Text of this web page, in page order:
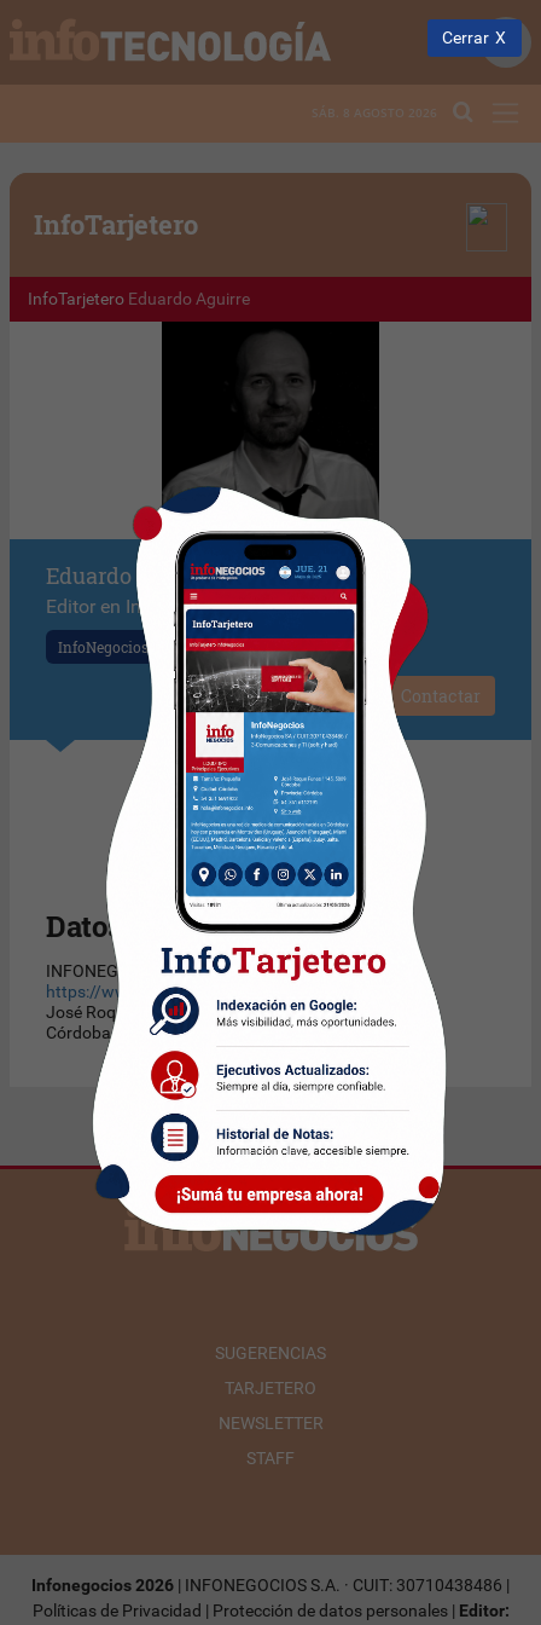
SÁB. 8 AGOSTO 2026
InfoTarjetero
InfoTarjetero Eduardo Aguirre
Eduardo Aguirre
Editor en InfoTecnología
InfoNegocios
Contactar
Datos de la empresa
INFONEGOCIOS S.A.
https://www.infonegocios.info
José Roque Funes 1145
Córdoba
SUGERENCIAS
TARJETERO
NEWSLETTER
STAFF
Infonegocios 2026 | INFONEGOCIOS S.A. · CUIT: 30710438486 |
Políticas de Privacidad | Protección de datos personales| Editor:
Cerrar